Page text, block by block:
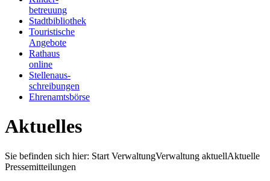
betreuung
Stadtbibliothek
Touristische
Angebote
Rathaus
online
Stellenaus-
schreibungen
Ehrenamtsbörse
Aktuelles
Sie befinden sich hier: Start VerwaltungVerwaltung aktuellAktuelle
Pressemitteilungen